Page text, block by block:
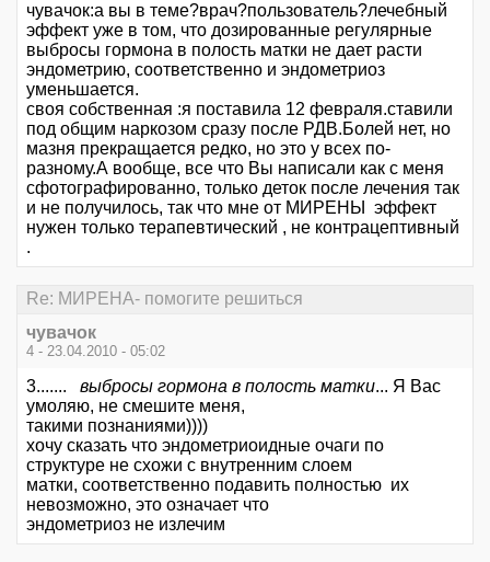
чувачок:а вы в теме?врач?пользователь?лечебный
эффект уже в том, что дозированные регулярные
выбросы гормона в полость матки не дает расти
эндометрию, соответственно и эндометриоз
уменьшается.
своя собственная :я поставила 12 февраля.ставили
под общим наркозом сразу после РДВ.Болей нет, но
мазня прекращается редко, но это у всех по-
разному.А вообще, все что Вы написали как с меня
сфотографированно, только деток после лечения так
и не получилось, так что мне от МИРЕНЫ эффект
нужен только терапевтический , не контрацептивный
.
Re: МИРЕНА- помогите решиться
чувачок
4 - 23.04.2010 - 05:02
3....... выбросы гормона в полость матки... Я Вас
умоляю, не смешите меня,
такими познаниями))))
хочу сказать что эндометриоидные очаги по
структуре не схожи с внутренним слоем
матки, соответственно подавить полностью их
невозможно, это означает что
эндометриоз не излечим